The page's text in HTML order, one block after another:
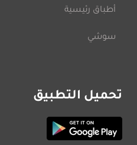
أطباق رئيسية
سوشي
تحميل التطبيق